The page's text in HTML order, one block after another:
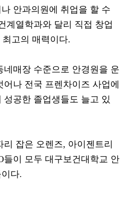
안과의원에 취업을 할 수
계열학과와 달리 직접 창업
고의 매력이다.
네매장 수준으로 안경원을 운
나 전국 프렌차이즈 사업에
성공한 졸업생들도 늘고 있
잡은 오렌즈, 아이젠트리
들이 모두 대구보건대학교 안
다.